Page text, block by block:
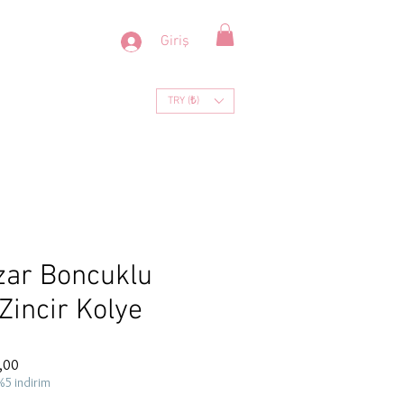
Giriş
TRY (₺)
Boncuklu
Kolye
Fiyat
indirim